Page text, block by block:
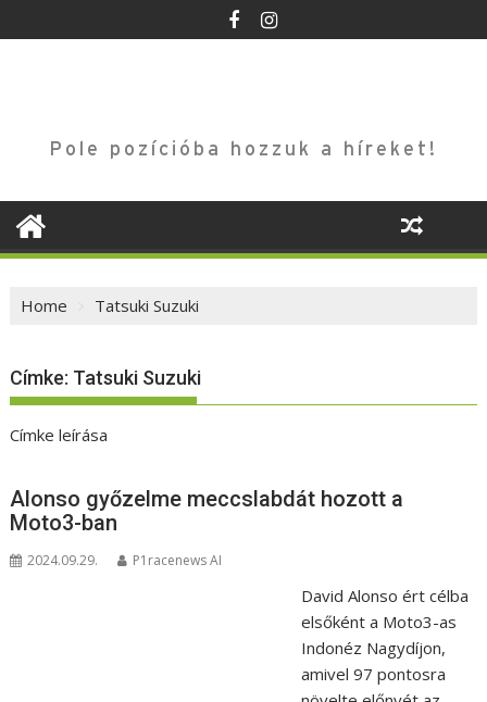
to
Pole pozícióba hozzuk a híreket!
Home Tatsuki Suzuki
Címke: Tatsuki Suzuki
Címke leírása
Alonso győzelme meccslabdát hozott a
Moto3-ban
2024.09.29. P1racenews AI
David Alonso ért célba
elsőként a Moto3-as
Indonéz Nagydíjon,
amivel 97 pontosra